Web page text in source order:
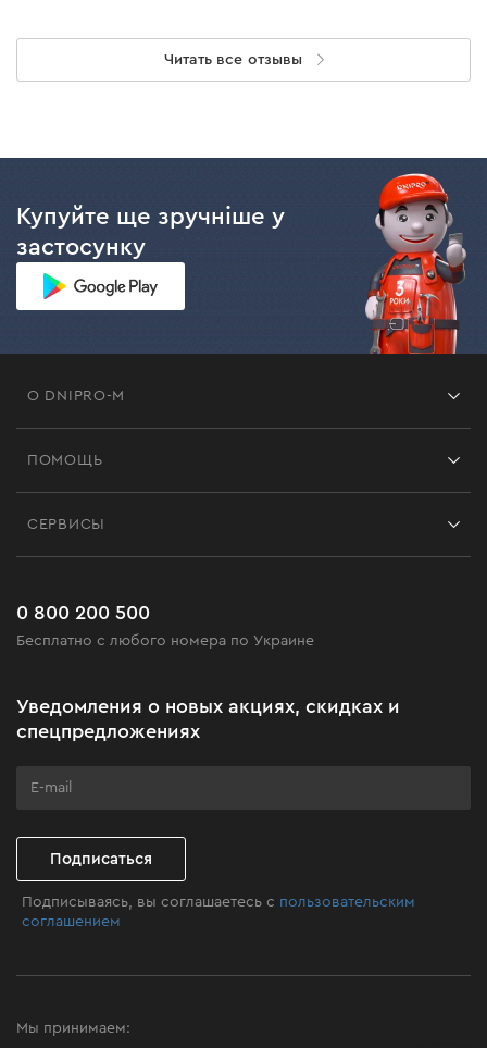
Читать все отзывы
Купуйте ще зручніше у
застосунку
О DNIPRO-M
Черная пятница
Клуб мастерства
ПОМОЩЬ
Часто задаваемые вопросы
СЕРВИСЫ
0 800 200 500
Бесплатно с любого номера по Украине
Уведомления о новых акциях, скидках и
спецпредложениях
Подписаться
Подписываясь, вы соглашаетесь с пользовательским
соглашением
Мы принимаем: